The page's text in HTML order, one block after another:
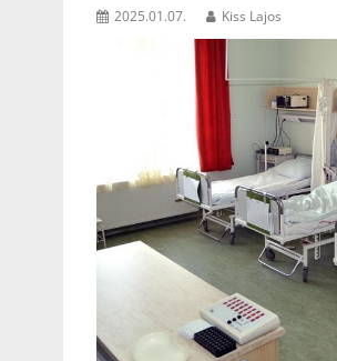
2025.01.07. Kiss Lajos